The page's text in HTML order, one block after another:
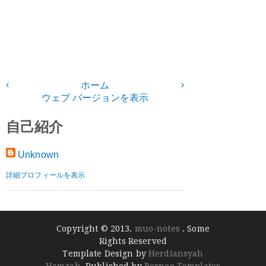
‹ ›
ホーム
ウェブ バージョンを表示
自己紹介
Unknown
詳細プロフィールを表示
Copyright © 2013. muo-notes . Some
Rights Reserved
Template Design byHerdiansyah